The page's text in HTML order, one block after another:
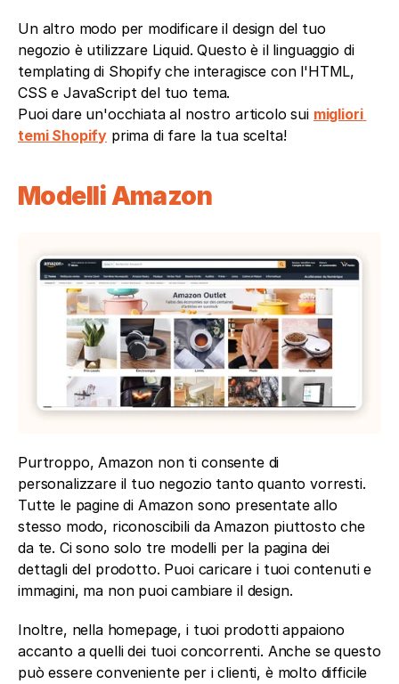
Un altro modo per modificare il design del tuo
negozio è utilizzare Liquid. Questo è il linguaggio di
templating di Shopify che interagisce con l'HTML,
CSS e JavaScript del tuo tema.
Puoi dare un'occhiata al nostro articolo sui migliori
temi Shopify prima di fare la tua scelta!
Modelli Amazon
Purtroppo, Amazon non ti consente di
personalizzare il tuo negozio tanto quanto vorresti.
Tutte le pagine di Amazon sono presentate allo
stesso modo, riconoscibili da Amazon piuttosto che
da te. Ci sono solo tre modelli per la pagina dei
dettagli del prodotto. Puoi caricare i tuoi contenuti e
immagini, ma non puoi cambiare il design.
Inoltre, nella homepage, i tuoi prodotti appaiono
accanto a quelli dei tuoi concorrenti. Anche se questo
può essere conveniente per i clienti, è molto difficile